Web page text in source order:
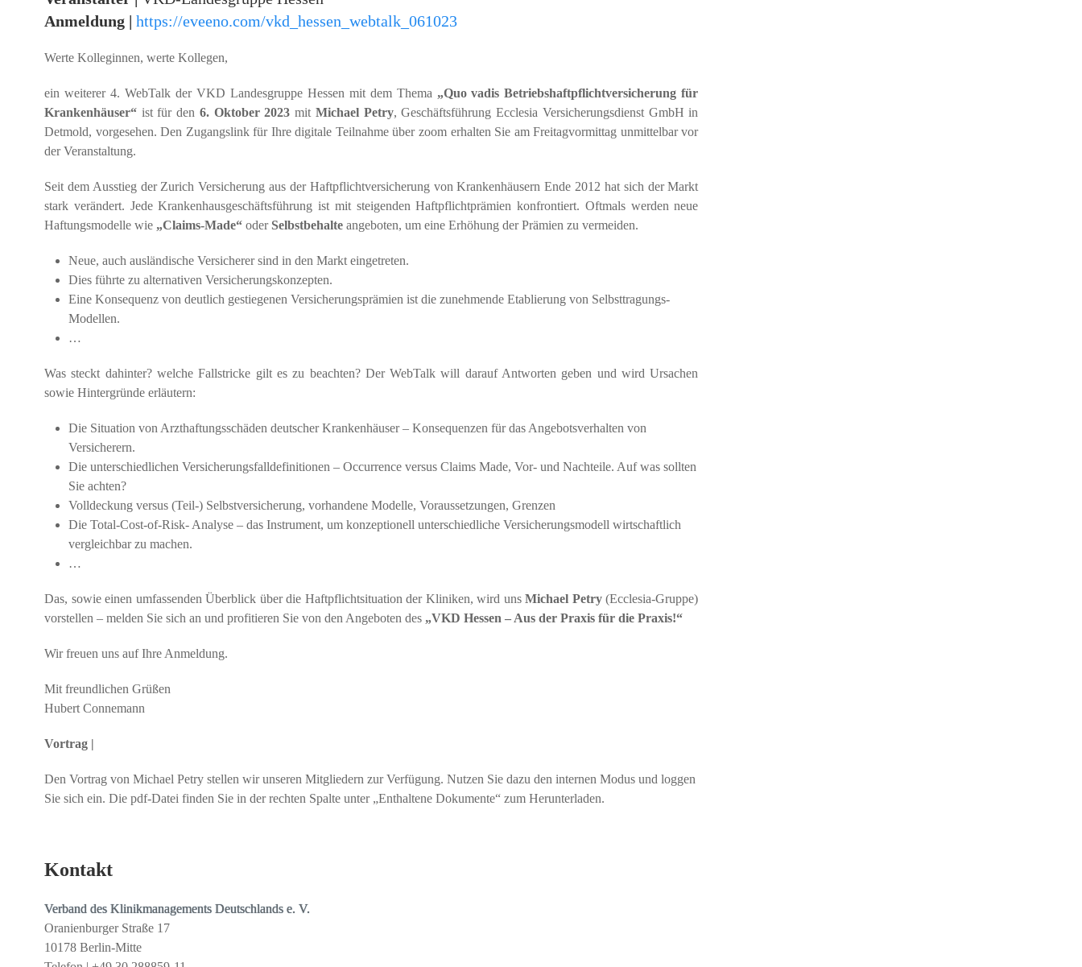
Anmeldung | https://eveeno.com/vkd_hessen_webtalk_061023
Werte Kolleginnen, werte Kollegen,
ein weiterer 4. WebTalk der VKD Landesgruppe Hessen mit dem Thema „Quo vadis Betriebshaftpflicht­versicherung für
Krankenhäuser“ ist für den 6. Oktober 2023 mit Michael Petry, Geschäftsführung Ecclesia Versicherungsdienst GmbH in
Detmold, vorgesehen. Den Zugangslink für Ihre digitale Teilnahme über zoom erhalten Sie am Freitagvormittag unmittelbar vor
der Veranstaltung.
Seit dem Ausstieg der Zurich Versicherung aus der Haftpflichtversicherung von Krankenhäusern Ende 2012 hat sich der Markt
stark verändert. Jede Krankenhausgeschäftsführung ist mit steigenden Haftpflichtprämien konfrontiert. Oftmals werden neue
Haftungsmodelle wie „Claims-Made“ oder Selbstbehalte angeboten, um eine Erhöhung der Prämien zu vermeiden.
Neue, auch ausländische Versicherer sind in den Markt eingetreten.
Dies führte zu alternativen Versicherungskonzepten.
Eine Konsequenz von deutlich gestiegenen Versicherungsprämien ist die zunehmende Etablierung von Selbsttragungs-
Modellen.
…
Was steckt dahinter? welche Fallstricke gilt es zu beachten? Der WebTalk will darauf Antworten geben und wird Ursachen
sowie Hintergründe erläutern:
Die Situation von Arzthaftungsschäden deutscher Krankenhäuser – Konsequenzen für das Angebotsverhalten von
Versicherern.
Die unterschiedlichen Versicherungsfalldefinitionen – Occurrence versus Claims Made, Vor- und Nachteile. Auf was sollten
Sie achten?
Volldeckung versus (Teil-) Selbstversicherung, vorhandene Modelle, Voraussetzungen, Grenzen
Die Total-Cost-of-Risk- Analyse – das Instrument, um konzeptionell unterschiedliche Versicherungsmodell wirtschaftlich
vergleichbar zu machen.
…
Das, sowie einen umfassenden Überblick über die Haftpflichtsituation der Kliniken, wird unsMichael Petry(Ecclesia-Gruppe)
vorstellen – melden Sie sich an und profitieren Sie von den Angeboten des „VKD Hessen – Aus der Praxis für die Praxis!“
Wir freuen uns auf Ihre Anmeldung.
Mit freundlichen Grüßen
Hubert Connemann
Vortrag |
Den Vortrag von Michael Petry stellen wir unseren Mitgliedern zur Verfügung. Nutzen Sie dazu den internen Modus und loggen
Sie sich ein. Die pdf-Datei finden Sie in der rechten Spalte unter „Enthaltene Dokumente“ zum Herunterladen.
Kontakt
Verband des Klinikmanagements Deutschlands e. V.
Oranienburger Straße 17
10178 Berlin-Mitte